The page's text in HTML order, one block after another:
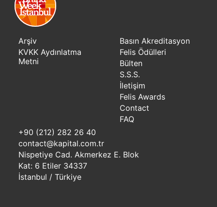
Arşiv
KVKK Aydınlatma
Metni
Basın Akreditasyon
Felis Ödülleri
Bülten
S.S.S.
İletişim
Felis Awards
Contact
FAQ
+90 (212) 282 26 40
contact@kapital.com.tr
Nispetiye Cad. Akmerkez E. Blok
Kat: 6 Etiler 34337
İstanbul / Türkiye